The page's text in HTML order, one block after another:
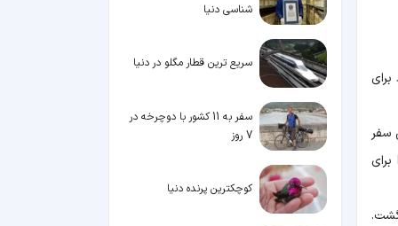
ای که باید برای
سفر
زمین بازگشت.
شناسی دنیا
سریع ترین قطار مگلو در دنیا
سفر به 11 کشور با دوچرخه در
7 روز
کوچکترین پرنده دنیا